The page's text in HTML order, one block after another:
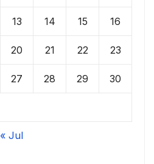
13 14 15 16
20 21 22 23
27 28 29 30
« Jul